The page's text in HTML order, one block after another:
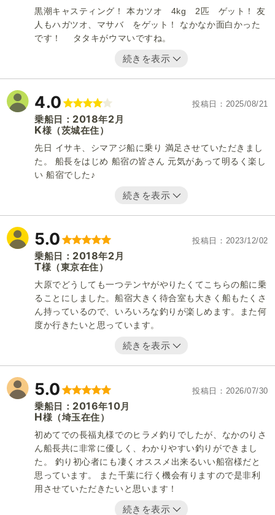
黒潮キャスティング！ 本カツオ 4kg 2匹 ゲット！ 友
人もハガツオ、マサバ をゲット！ なかなか面白かった
です！ タタキがウマいですね。
続きを表示
4.0 投稿日 2025/08/21
乗船日： 2018年2 月
K様 （茨城在住）
先日 イサキ、シマアジ船に乗り 満足させていただきまし
た。 船長をはじめ 船宿の皆さん 元気があって明るく楽し
い 船宿でした♪
続きを表示
5.0 投稿日 2023/12/02
乗船日： 2018年2 月
T様 （東京在住）
大原でどうしても一つテンヤがやりたくてこちらの船に乗
ることにしました。船宿大きく待合室も大きく船もたくさ
ん持っているので、いろいろな釣りが楽しめます。また何
度か行きたいと思っています。
続きを表示
5.0 投稿日 2026/07/30
乗船日： 2016年10月
H様 （埼玉在住）
初めてでの長福丸様でのヒラメ釣りでしたが、なかのりさ
ん船長共に非常に優しく、わかりやすい釣りができまし
た。 釣り初心者にも凄くオススメ出来るいい船宿様だと
思っています。 また千葉に行く機会有りますので是非利
用させていただきたいと思います！
続きを表示